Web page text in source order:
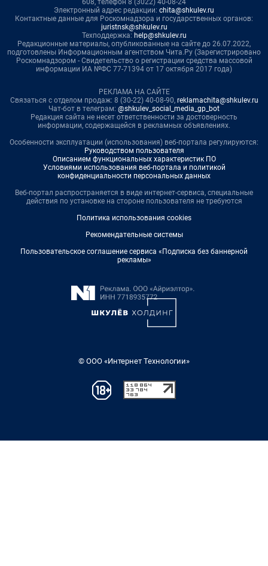
608, телефон 8 (3022) 40-08-24
Электронный адрес редакции: chita@shkulev.ru
Контактные данные для Роскомнадзора и государственных органов:
juristnsk@shkulev.ru
Техподдержка: help@shkulev.ru
Редакционные материалы, опубликованные на сайте до 26.07.2022,
подготовлены Информационным агентством Чита.Ру (Зарегистрировано
Роскомнадзором - Свидетельство о регистрации средства массовой
информации ИА №ФС 77-71394 от 17 октября 2017 года)
РЕКЛАМА НА САЙТЕ
Связаться с отделом продаж: 8 (30-22) 40-08-90, reklamachita@shkulev.ru
Чат-бот в телеграм: @shkulev_social_media_gp_bot
Редакция сайта не несет ответственности за достоверность
информации, содержащейся в рекламных объявлениях.
Особенности эксплуатации (использования) веб-портала регулируются:
Руководством пользователя
Описанием функциональных характеристик ПО
Условиями использования веб-портала и политикой
конфиденциальности персональных данных
Веб-портал распространяется в виде интернет-сервиса, специальные
действия по установке на стороне пользователя не требуются
Политика использования cookies
Рекомендательные системы
Пользовательское соглашение сервиса «Подписка без баннерной
рекламы»
© ООО «Интернет Технологии»